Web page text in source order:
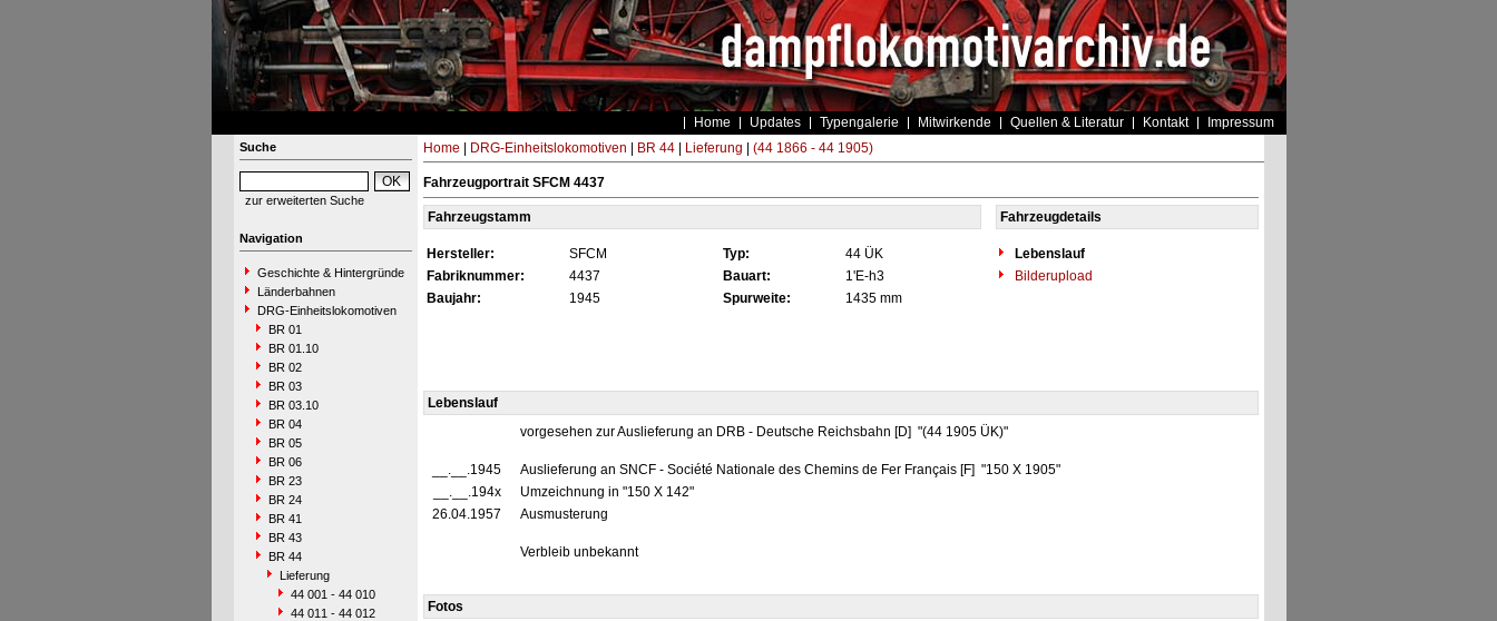
Home Updates Typengalerie Mitwirkende Quellen & Literatur Kontakt Impressum
Suche
zur erweiterten Suche
Navigation
Geschichte & Hintergründe
Länderbahnen
DRG-Einheitslokomotiven
BR 01
BR 01.10
BR 02
BR 03
BR 03.10
BR 04
BR 05
BR 06
BR 23
BR 24
BR 41
BR 43
BR 44
Lieferung
44 001 - 44 010
44 011 - 44 012
Home DRG-Einheitslokomotiven BR 44| Lieferung (44 1866 - 44 1905)
Fahrzeugportrait SFCM 4437
Fahrzeugstamm Fahrzeugdetails
Hersteller: SFCM Typ: 44 ÜK
Lebenslauf
Fabriknummer:
4437 Bauart: 1'E-h3
Bilderupload
Baujahr:
1945 Spurweite: 1435 mm
Lebenslauf
vorgesehen zur Auslieferung an DRB - Deutsche Reichsbahn [D] "(44 1905 ÜK)"
__.__.1945
Auslieferung an SNCF - Société Nationale des Chemins de Fer Français [F] "150 X 1905"
__.__.194x
Umzeichnung in "150 X 142"
26.04.1957
Ausmusterung
Verbleib unbekannt
Fotos